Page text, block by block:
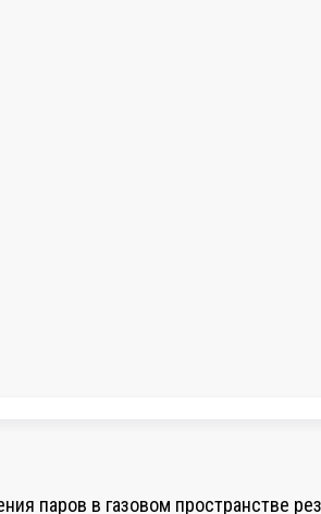
паров в газовом пространстве